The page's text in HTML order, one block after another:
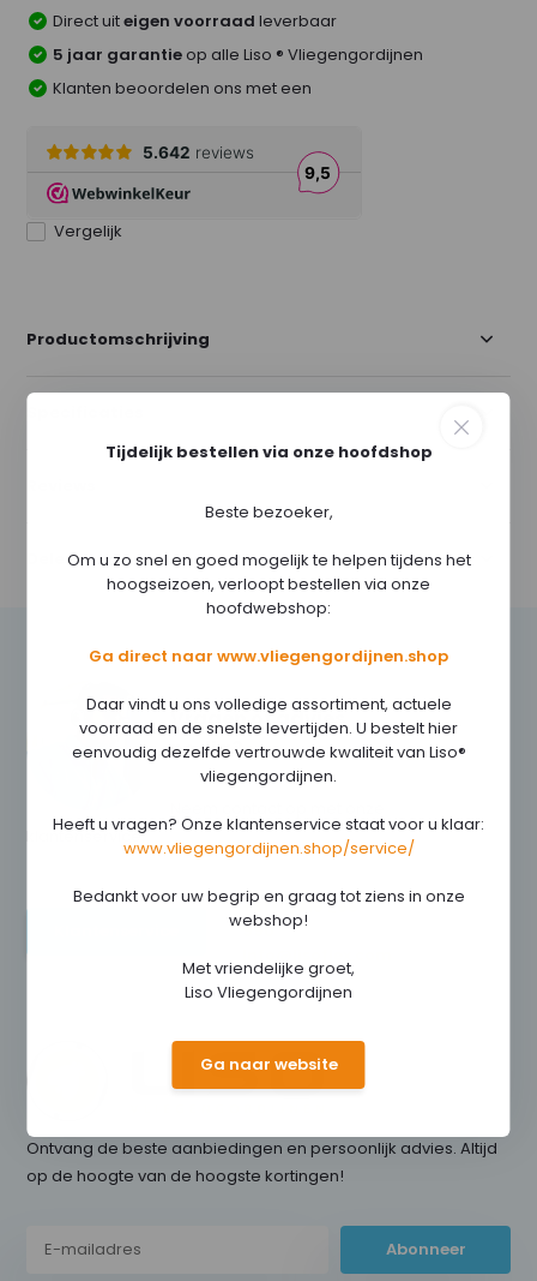
Direct uiteigen voorraad leverbaar
5 jaar garantie op alle Liso ® Vliegengordijnen
Klanten beoordelen ons met een
Vergelijk
Productomschrijving
Delen
Vragen of advies
nodig?
klantenservice.
+31 (0)316 266
990
Ontvang de beste aanbiedingen en persoonlijk advies. Altijd
op de hoogte van de hoogste kortingen!
Abonneer
Tijdelijk bestellen via onze hoofdshop
Beste bezoeker,
Om u zo snel en goed mogelijk te helpen tijdens het
hoogseizoen, verloopt bestellen via onze
hoofdwebshop:
Ga direct naar www.vliegengordijnen.shop
Daar vindt u ons volledige assortiment, actuele
voorraad en de snelste levertijden. U bestelt hier
eenvoudig dezelfde vertrouwde kwaliteit van Liso®
vliegengordijnen.
Heeft u vragen? Onze klantenservice staat voor u klaar:
www.vliegengordijnen.shop/service/
Bedankt voor uw begrip en graag tot ziens in onze
webshop!
Met vriendelijke groet,
Liso Vliegengordijnen
Ga naar website